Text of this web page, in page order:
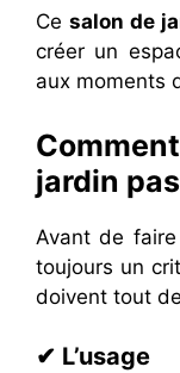
Ce salon de
créer un
aux moments
jardin
Avant de
toujours un
doivent tout
✔ L’usage